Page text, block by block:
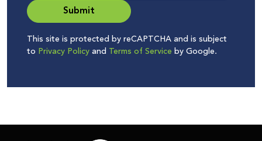
Submit
This site is protected by reCAPTCHA and is subject
to Privacy Policyand Terms of Service by Google.